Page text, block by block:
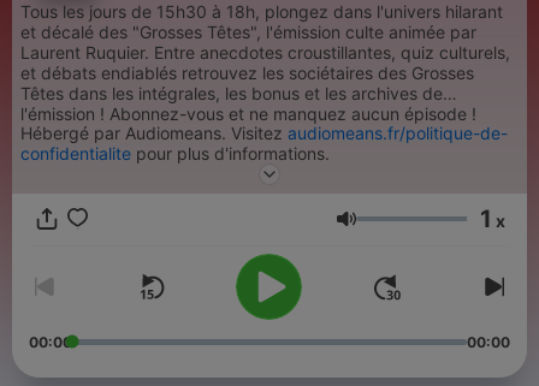
Tous les jours de 15h30 à 18h, plongez dans l'univers hilarant
et décalé des "Grosses Têtes", l'émission culte animée par
Laurent Ruquier. Entre anecdotes croustillantes, quiz culturels,
et débats endiablés retrouvez les sociétaires des Grosses
Têtes dans les intégrales, les bonus et les archives de
l'émission ! Abonnez-vous et ne manquez aucun épisode !
Hébergé par Audiomeans. Visitez audiomeans.fr/politique-de-
confidentialite pour plus d'informations.
Volume 1 x
00:00 00:00